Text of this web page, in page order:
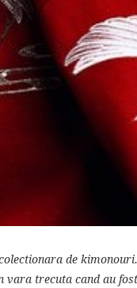
de
trecuta cand au